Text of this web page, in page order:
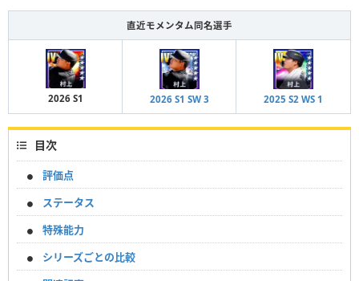
直近モメンタム同名選手
2026 S1 2026 S1 SW 3 2025 S2 WS 1
目次
評価点
ステータス
特殊能力
シリーズごとの比較